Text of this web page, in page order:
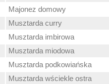
Majonez domowy
Musztarda curry
Musztarda imbirowa
Musztarda miodowa
Musztarda podkowiańska
Musztarda wściekle ostra